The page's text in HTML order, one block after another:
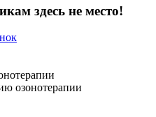
здесь не место!
озонотерапии